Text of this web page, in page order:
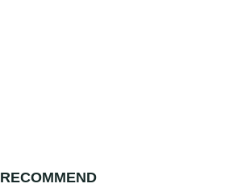
RECOMMEND